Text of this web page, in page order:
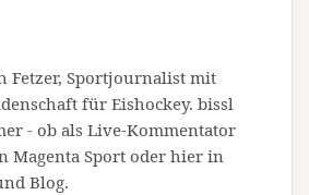
Fetzer, Sportjournalist mit
für Eishockey. bissl
- ob als Live-Kommentator
Magenta Sport oder hier in
Blog.